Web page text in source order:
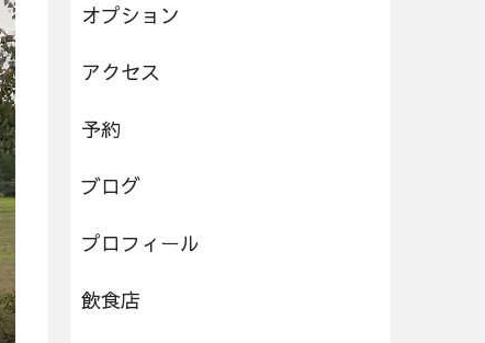
オプション
アクセス
予約
ブログ
プロフィール
飲食店